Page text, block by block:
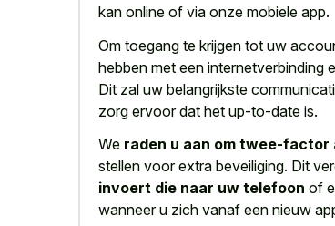
kan online of via onze mobiele app.
Om toegang te krijgen tot uw
hebben met een internetverbinding
Dit zal uw belangrijkste
zorg ervoor dat het up-to-date is.
We raden u aan om twee-
stellen voor extra beveiliging. Dit
invoert die naar uw telefoon of
wanneer u zich vanaf een nieuw